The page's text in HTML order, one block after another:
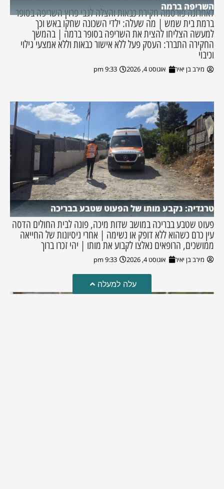
השריפה ברמה
לאחרונה פורסמה חקירת כבאות והצלה לגבי פרוץ השריפה בסופר
ברמת בית שמש | מה שעלה: ילדי השכונה שחקו באש וכך
למעשה הצליחו להצית את השריפה בסופר ברמה | בהמשך
החקירה התברר: העסק פעל ללא אישור כבאות וללא אמצעי גילוי
וכיבוי
מירב בן יאיר אוגוסט 4, 2026 9:33 pm
טרגדיה: נקבע מותו של הפעוט שטבע בבריכה
פעוט שטבע בבריכה במושב שדות מיכה, פונה לבית החולים הדסה
עין כרם כשהוא ללא דופק או נשימה | אחרי ניסיונות של החייאה
ממושכים, הרופאים נאלצו לקבוע את מותו | יהי זכרו ברוך
מירב בן יאיר אוגוסט 4, 2026 9:33 pm
עלה למעלה